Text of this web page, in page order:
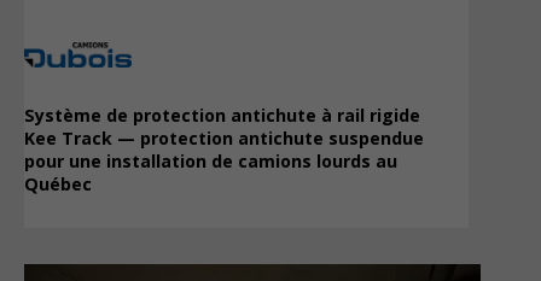
Système de protection antichute à rail rigide
Kee Track — protection antichute suspendue
pour une installation de camions lourds au
Québec